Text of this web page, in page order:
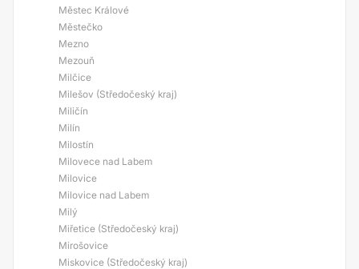
Městec Králové
Městečko
Mezno
Mezouň
Milčice
Milešov (Středočeský kraj)
Miličín
Milín
Milostín
Milovece nad Labem
Milovice
Milovice nad Labem
Milý
Miřetice (Středočeský kraj)
Mirošovice
Miskovice (Středočeský kraj)